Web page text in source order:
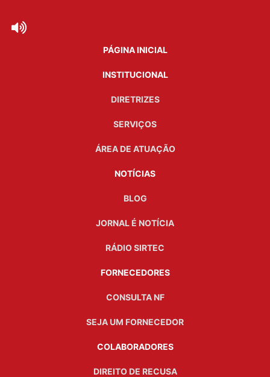
PÁGINA INICIAL
INSTITUCIONAL
DIRETRIZES
SERVIÇOS
ÁREA DE ATUAÇÃO
NOTÍCIAS
BLOG
JORNAL É NOTÍCIA
RÁDIO SIRTEC
FORNECEDORES
CONSULTA NF
SEJA UM FORNECEDOR
COLABORADORES
DIREITO DE RECUSA